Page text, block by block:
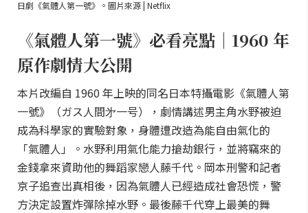
日劇《氣體人第一號》。圖片來源 | Netflix
《氣體人第一號》必看亮點｜1960 年
原作劇情大公開
本片改編自 1960 年上映的同名日本特攝電影《氣體人第
一號》（ガス人間㐧一号），劇情講述男主角水野被迫
成為科學家的實驗對象，身體遭改造為能自由氣化的
「氣體人」。水野利用氣化能力搶劫銀行，並將竊來的
金錢拿來資助他的舞蹈家戀人藤千代。岡本刑警和記者
京子追查出真相後，因為氣體人已經造成社會恐慌，警
方決定設置炸彈除掉水野。最後藤千代穿上最美的舞